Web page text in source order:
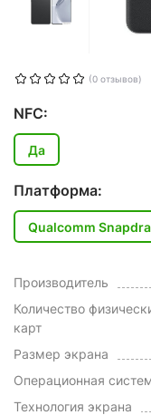
(0 отзывов)
NFC:
Да
Платформа:
Qualcomm
Производитель
Количество
карт
Размер экрана
Операционная
Технология экрана